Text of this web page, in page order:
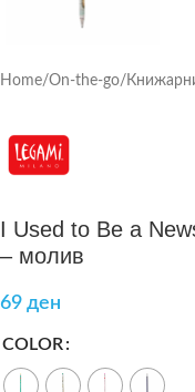
Home/On-the-go/
I Used to Be a
– молив
69 ден
COLOR